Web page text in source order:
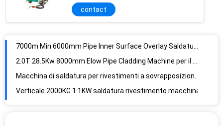
contact
Verticale 2000KG 1.1KW saldatura rivestimento macchina